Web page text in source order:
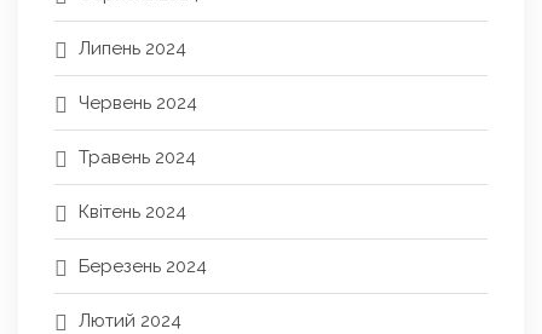
Липень 2024
Червень 2024
Травень 2024
Квітень 2024
Березень 2024
Лютий 2024